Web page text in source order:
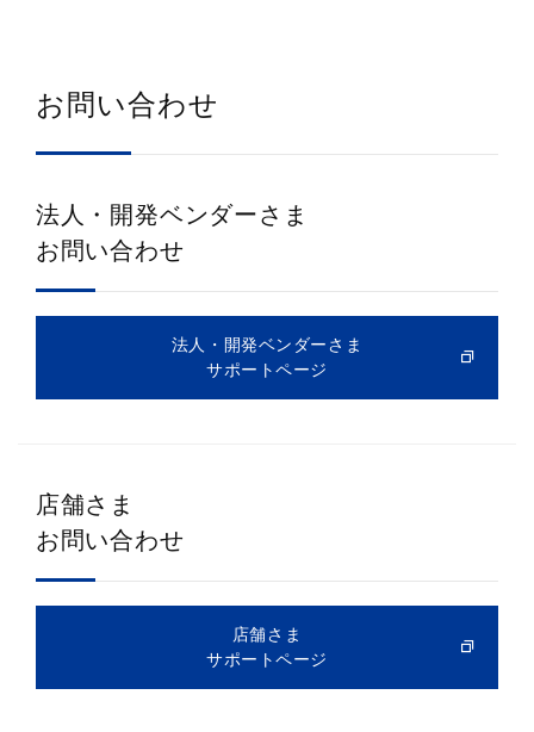
お問い合わせ
法人・開発ベンダーさま
お問い合わせ
法人・開発ベンダーさま
サポートページ
店舗さま
お問い合わせ
店舗さま
サポートページ